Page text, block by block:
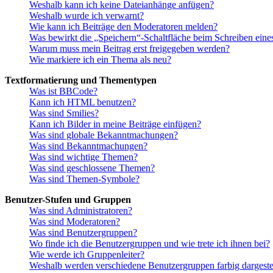
Weshalb kann ich keine Dateianhänge anfügen?
Weshalb wurde ich verwarnt?
Wie kann ich Beiträge den Moderatoren melden?
Was bewirkt die „Speichern“-Schaltfläche beim Schreiben
Warum muss mein Beitrag erst freigegeben werden?
Wie markiere ich ein Thema als neu?
Textformatierung und Thementypen
Was ist BBCode?
Kann ich HTML benutzen?
Was sind Smilies?
Kann ich Bilder in meine Beiträge einfügen?
Was sind globale Bekanntmachungen?
Was sind Bekanntmachungen?
Was sind wichtige Themen?
Was sind geschlossene Themen?
Was sind Themen-Symbole?
Benutzer-Stufen und Gruppen
Was sind Administratoren?
Was sind Moderatoren?
Was sind Benutzergruppen?
Wo finde ich die Benutzergruppen und wie trete ich ihnen bei?
Wie werde ich Gruppenleiter?
Weshalb werden verschiedene Benutzergruppen farbig